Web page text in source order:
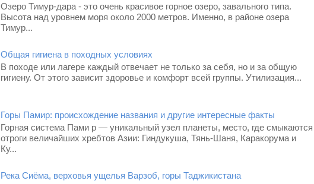
Озеро Тимур-дара - это очень красивое горное озеро, завального типа.
Высота над уровнем моря около 2000 метров. Именно, в районе озера
Тимур...
Общая гигиена в походных условиях
В походе или лагере каждый отвечает не только за себя, но и за общую
гигиену. От этого зависит здоровье и комфорт всей группы. Утилизация...
Горы Памир: происхождение названия и другие интересные факты
Горная система Пами р — уникальный узел планеты, место, где смыкаются
отроги величайших хребтов Азии: Гиндукуша, Тянь-Шаня, Каракорума и
Ку...
Река Сиёма, верховья ущелья Варзоб, горы Таджикистана